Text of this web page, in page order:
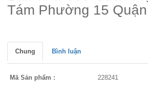
Tám Phường 15
Chung Bình luận
Mã Sản phẩm :
228241